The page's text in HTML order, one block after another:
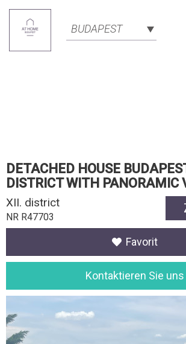
BUDAPEST
DETACHED HOUSE
DISTRICT WITH PANORAMIC
XII. district
NR R47703
Favorit
Kontaktieren Sie uns